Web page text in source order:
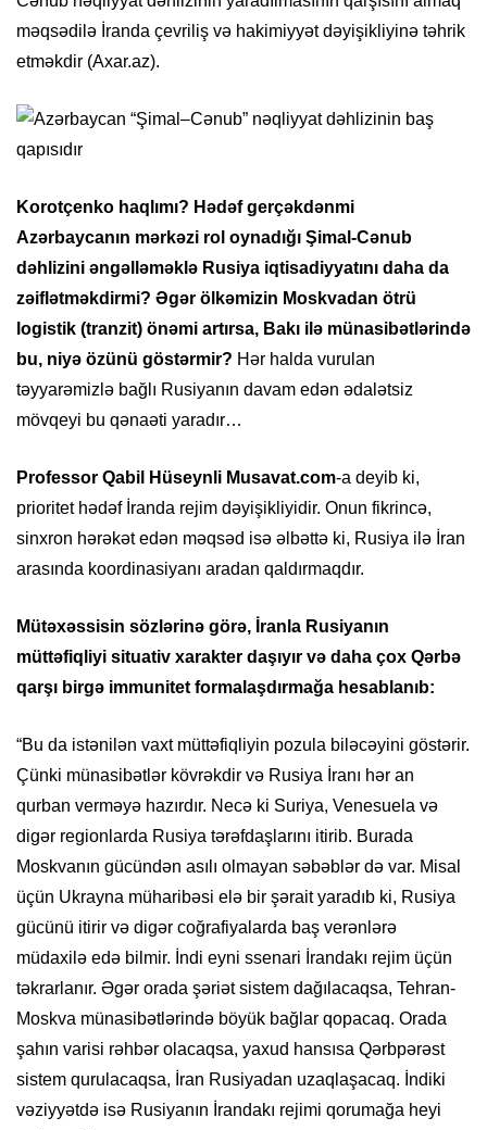
məqsədilə İranda çevriliş və hakimiyyət dəyişikliyinə təhrik
etməkdir (Axar.az).
Korotçenko haqlımı? Hədəf gerçəkdənmi
Azərbaycanın mərkəzi rol oynadığı Şimal-Cənub
dəhlizini əngəlləməklə Rusiya iqtisadiyyatını daha da
zəiflətməkdirmi? Əgər ölkəmizin Moskvadan ötrü
logistik (tranzit) önəmi artırsa, Bakı ilə münasibətlərində
bu, niyə özünü göstərmir? Hər halda vurulan
təyyarəmizlə bağlı Rusiyanın davam edən ədalətsiz
mövqeyi bu qənaəti yaradır…
Professor Qabil Hüseynli Musavat.com-a deyib ki,
prioritet hədəf İranda rejim dəyişikliyidir. Onun fikrincə,
sinxron hərəkət edən məqsəd isə əlbəttə ki, Rusiya ilə İran
arasında koordinasiyanı aradan qaldırmaqdır.
Mütəxəssisin sözlərinə görə, İranla Rusiyanın
müttəfiqliyi situativ xarakter daşıyır və daha çox Qərbə
qarşı birgə immunitet formalaşdırmağa hesablanıb:
“Bu da istənilən vaxt müttəfiqliyin pozula biləcəyini göstərir.
Çünki münasibətlər kövrəkdir və Rusiya İranı hər an
qurban verməyə hazırdır. Necə ki Suriya, Venesuela və
digər regionlarda Rusiya tərəfdaşlarını itirib. Burada
Moskvanın gücündən asılı olmayan səbəblər də var. Misal
üçün Ukrayna müharibəsi elə bir şərait yaradıb ki, Rusiya
gücünü itirir və digər coğrafiyalarda baş verənlərə
müdaxilə edə bilmir. İndi eyni ssenari İrandakı rejim üçün
təkrarlanır. Əgər orada şəriət sistem dağılacaqsa, Tehran-
Moskva münasibətlərində böyük bağlar qopacaq. Orada
şahın varisi rəhbər olacaqsa, yaxud hansısa Qərbpərəst
sistem qurulacaqsa, İran Rusiyadan uzaqlaşacaq. İndiki
vəziyyətdə isə Rusiyanın İrandakı rejimi qorumağa heyi